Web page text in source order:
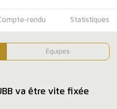
rendu Statistiques
Équipes
va être vite fixée